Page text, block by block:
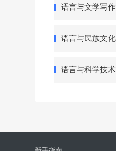
语言与文学写作
语言与民族文化
语言与科学技术